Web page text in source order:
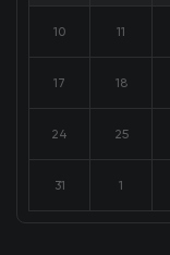
10 11
17 18
24 25
31 1